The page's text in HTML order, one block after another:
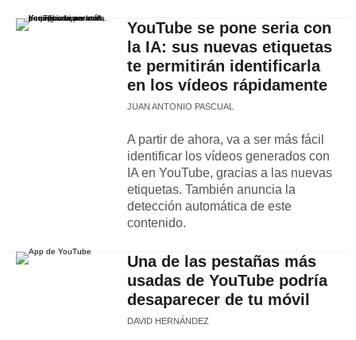
YouTube se pone seria con
la IA: sus nuevas etiquetas
te permitirán identificarla
en los vídeos rápidamente
JUAN ANTONIO PASCUAL
A partir de ahora, va a ser más fácil
identificar los vídeos generados con
IA en YouTube, gracias a las nuevas
etiquetas. También anuncia la
detección automática de este
contenido.
Una de las pestañas más
usadas de YouTube podría
desaparecer de tu móvil
DAVID HERNÁNDEZ